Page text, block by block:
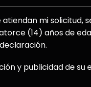
mi solicitud,
(14) años de
y publicidad de su